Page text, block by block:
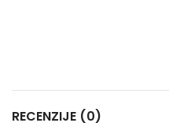
RECENZIJE (0)